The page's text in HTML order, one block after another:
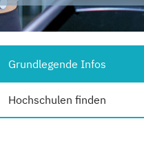
Grundlegende Infos
Hochschulen finden